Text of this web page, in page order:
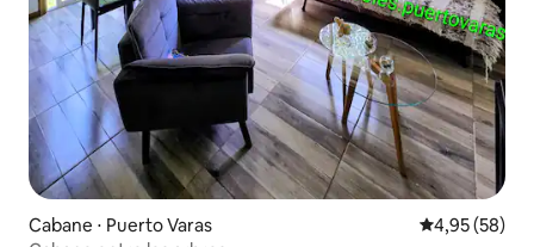
Cabane ⋅ Puerto Varas Évaluation
4,95 (58)